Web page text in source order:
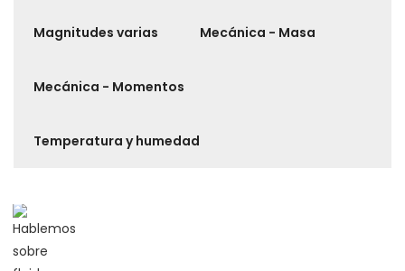
Magnitudes varias Mecánica - Masa
Mecánica - Momentos
Temperatura y humedad